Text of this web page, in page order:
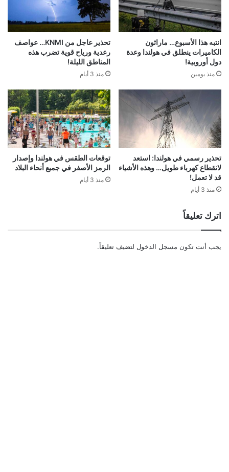
انتبه هذا الأسبوع… ماراثون
الكاميرات ينطلق في هولندا وعدة
دول أوروبية!
منذ يومين
تحذير عاجل من KNMI… عواصف
رعدية ورياح قوية تضرب هذه
المناطق الليلة!
منذ 3 أيام
تحذير رسمي في هولندا: استعد
لانقطاع كهرباء طويل… وهذه الأشياء
قد لا تعمل!
منذ 3 أيام
توقعات الطقس في هولندا وإصدار
الرمز الأصفر في جميع أنحاء البلاد
منذ 3 أيام
اترك تعليقاً
يجب أنت تكون مسجل الدخول لتضيف تعليقاً.